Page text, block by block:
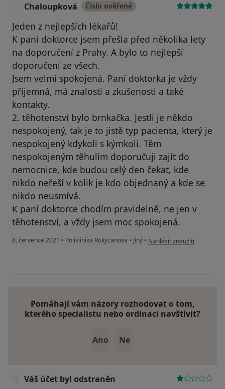
Chaloupková Číslo ověřené
Jeden z nejlepších lékařů!
K paní doktorce jsem přešla před několika lety
na doporučení z Prahy. A bylo to nejlepší
doporučení ze všech.
Jsem velmi spokojená. Paní doktorka je vždy
příjemná, má znalosti a zkušenosti a také
kontakty.
2. těhotenství bylo brnkačka. Jestli je někdo
nespokojený, tak je to jistě typ pacienta, který je
nespokojený kdykoli s kýmkoli. Těm
nespokojeným těhulím doporučuji zajít do
nemocnice, kde budou celý den čekat, kde
nikdo neřeší v kolik je kdo objednaný a kde se
nikdo neusmívá.
K paní doktorce chodím pravidelně, ne jen v
těhotenství, a vždy jsem moc spokojená.
8. července 2021 • Poliklinika Rokycanova • Jiný • podle názoru uživatele
Nahlásit zneužití
Pomáhají vám názory rozhodovat o tom,
kterého specialistu nebo ordinaci navštívit?
Ano Ne
Váš účet byl odstraněn